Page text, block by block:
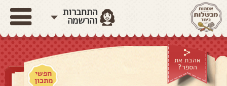
התחברות
והרשמה
אהבת את
הספר?
חפשי
מתכון